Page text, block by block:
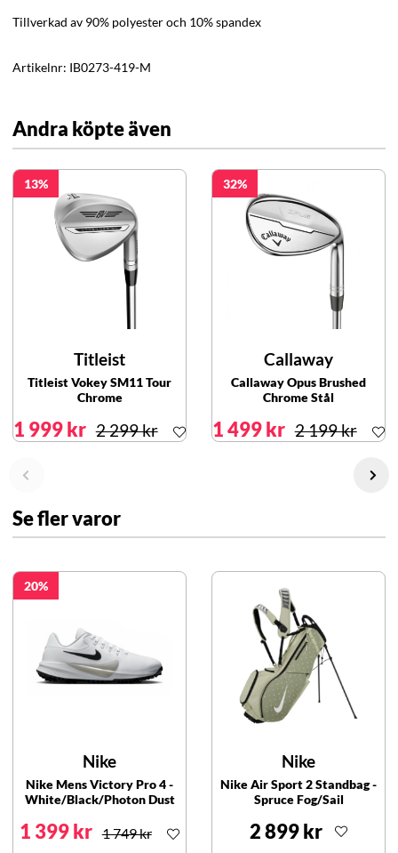
Tillverkad av 90% polyester och 10% spandex
Artikelnr: IB0273-419-M
Andra köpte även
13
Titleist
Titleist Vokey SM11 Tour
Chrome
1 999 kr 2 299 kr
32
Callaway
Callaway Opus Brushed
Chrome Stål
1 499 kr 2 199 kr
Se fler varor
20
Nike
Nike Mens Victory Pro 4 -
White/Black/Photon Dust
1 399 kr 1 749 kr
Nike
Nike Air Sport 2 Standbag -
Spruce Fog/Sail
2 899 kr